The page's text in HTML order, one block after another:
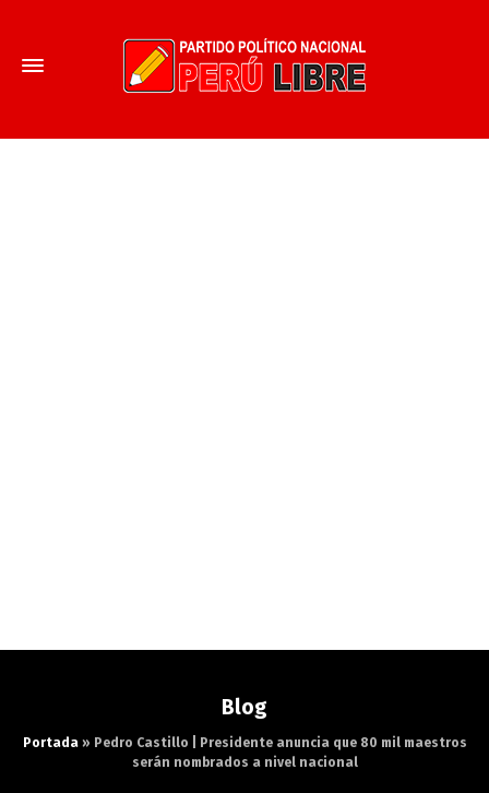
Blog
Portada» Pedro Castillo | Presidente anuncia que 80 mil maestros
serán nombrados a nivel nacional